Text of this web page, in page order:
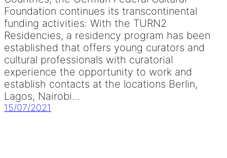
Foundation continues its transcontinental
funding activities: With the TURN2
Residencies, a residency program has been
established that offers young curators and
cultural professionals with curatorial
experience the opportunity to work and
establish contacts at the locations Berlin,
Lagos, Nairobi…
15/07/2021